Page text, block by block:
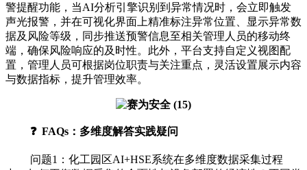
警提醒功能，当AI分析引擎识别到异常情况时，会立即触发
声光报警，并在可视化界面上精准标注异常位置、显示异常数
据及风险等级，同步推送预警信息至相关管理人员的移动终
端，确保风险响应的及时性。此外，平台支持自定义视图配
置，管理人员可根据岗位职责与关注重点，灵活设置展示内容
与数据指标，提升管理效率。
❓ FAQs：多维度解答实践疑问
问题1：化工园区AI+HSE系统在多维度数据采集过程